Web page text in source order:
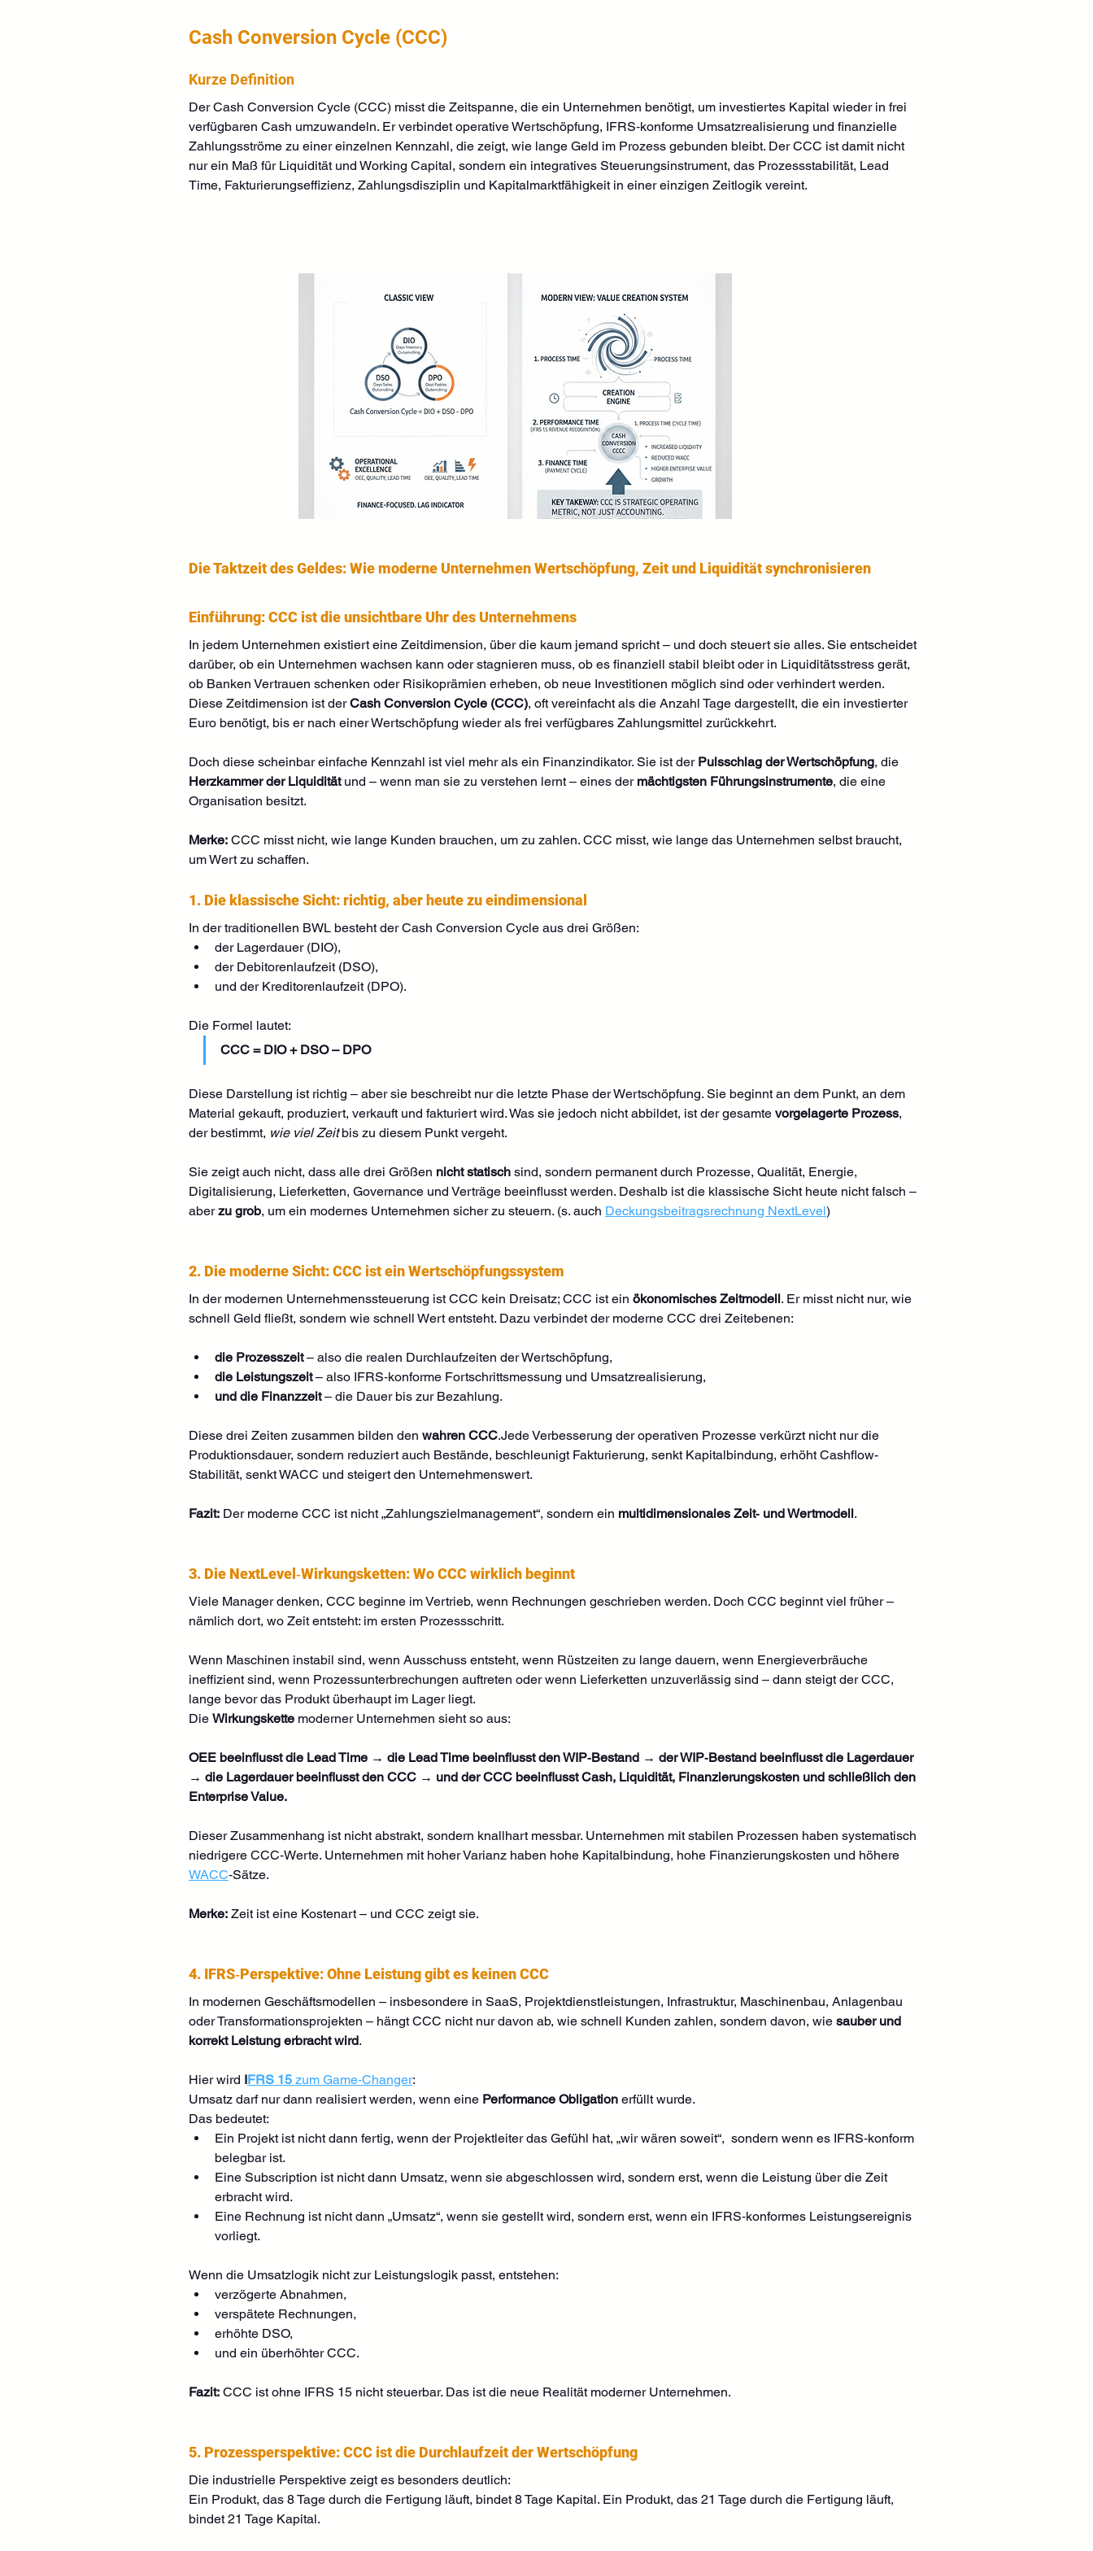
Cash Conversion Cycle (CCC)
Kurze Definition
Der Cash Conversion Cycle (CCC) misst die Zeitspanne, die ein Unternehmen benötigt, um investiertes Kapital wieder in frei
verfügbaren Cash umzuwandeln. Er verbindet operative Wertschöpfung, IFRS‑konforme Umsatzrealisierung und finanzielle
Zahlungsströme zu einer einzelnen Kennzahl, die zeigt, wie lange Geld im Prozess gebunden bleibt. Der CCC ist damit nicht
nur ein Maß für Liquidität und Working Capital, sondern ein integratives Steuerungsinstrument, das Prozessstabilität, Lead
Time, Fakturierungseffizienz, Zahlungsdisziplin und Kapitalmarktfähigkeit in einer einzigen Zeitlogik vereint.
Die Taktzeit des Geldes: Wie moderne Unternehmen Wertschöpfung, Zeit und Liquidität synchronisieren
Einführung: CCC ist die unsichtbare Uhr des Unternehmens
In jedem Unternehmen existiert eine Zeitdimension, über die kaum jemand spricht – und doch steuert sie alles. Sie entscheidet
darüber, ob ein Unternehmen wachsen kann oder stagnieren muss, ob es finanziell stabil bleibt oder in Liquiditätsstress gerät,
ob Banken Vertrauen schenken oder Risikoprämien erheben, ob neue Investitionen möglich sind oder verhindert werden.
Diese Zeitdimension ist der Cash Conversion Cycle (CCC), oft vereinfacht als die Anzahl Tage dargestellt, die ein investierter
Euro benötigt, bis er nach einer Wertschöpfung wieder als frei verfügbares Zahlungsmittel zurückkehrt.
Doch diese scheinbar einfache Kennzahl ist viel mehr als ein Finanzindikator. Sie ist der Pulsschlag der Wertschöpfung, die
Herzkammer der Liquidität und – wenn man sie zu verstehen lernt – eines der mächtigsten Führungsinstrumente, die eine
Organisation besitzt.
Merke: CCC misst nicht, wie lange Kunden brauchen, um zu zahlen. CCC misst, wie lange das Unternehmen selbst braucht,
um Wert zu schaffen.
1. Die klassische Sicht: richtig, aber heute zu eindimensional
In der traditionellen BWL besteht der Cash Conversion Cycle aus drei Größen:
der Lagerdauer (DIO),
der Debitorenlaufzeit (DSO),
und der Kreditorenlaufzeit (DPO).
Die Formel lautet:
CCC = DIO + DSO – DPO
Diese Darstellung ist richtig – aber sie beschreibt nur die letzte Phase der Wertschöpfung. Sie beginnt an dem Punkt, an dem
Material gekauft, produziert, verkauft und fakturiert wird. Was sie jedoch nicht abbildet, ist der gesamte vorgelagerte Prozess,
der bestimmt, wie viel Zeit bis zu diesem Punkt vergeht.
Sie zeigt auch nicht, dass alle drei Größen nicht statisch sind, sondern permanent durch Prozesse, Qualität, Energie,
Digitalisierung, Lieferketten, Governance und Verträge beeinflusst werden. Deshalb ist die klassische Sicht heute nicht falsch –
aber zu grob, um ein modernes Unternehmen sicher zu steuern. (s. auch Deckungsbeitragsrechnung NextLevel)
2. Die moderne Sicht: CCC ist ein Wertschöpfungssystem
In der modernen Unternehmenssteuerung ist CCC kein Dreisatz; CCC ist ein ökonomisches Zeitmodell. Er misst nicht nur, wie
schnell Geld fließt, sondern wie schnell Wert entsteht. Dazu verbindet der moderne CCC drei Zeitebenen:
die Prozesszeit – also die realen Durchlaufzeiten der Wertschöpfung,
die Leistungszeit – also IFRS‑konforme Fortschrittsmessung und Umsatzrealisierung,
und die Finanzzeit – die Dauer bis zur Bezahlung.
Diese drei Zeiten zusammen bilden den wahren CCC.Jede Verbesserung der operativen Prozesse verkürzt nicht nur die
Produktionsdauer, sondern reduziert auch Bestände, beschleunigt Fakturierung, senkt Kapitalbindung, erhöht Cashflow-
Stabilität, senkt WACC und steigert den Unternehmenswert.
Fazit: Der moderne CCC ist nicht „Zahlungszielmanagement“, sondern ein multidimensionales Zeit‑ und Wertmodell.
3. Die NextLevel‑Wirkungsketten: Wo CCC wirklich beginnt
Viele Manager denken, CCC beginne im Vertrieb, wenn Rechnungen geschrieben werden. Doch CCC beginnt viel früher –
nämlich dort, wo Zeit entsteht: im ersten Prozessschritt.
Wenn Maschinen instabil sind, wenn Ausschuss entsteht, wenn Rüstzeiten zu lange dauern, wenn Energieverbräuche
ineffizient sind, wenn Prozessunterbrechungen auftreten oder wenn Lieferketten unzuverlässig sind – dann steigt der CCC,
lange bevor das Produkt überhaupt im Lager liegt.
Die Wirkungskette moderner Unternehmen sieht so aus:
OEE beeinflusst die Lead Time → die Lead Time beeinflusst den WIP‑Bestand → der WIP‑Bestand beeinflusst die Lagerdauer
→ die Lagerdauer beeinflusst den CCC → und der CCC beeinflusst Cash, Liquidität, Finanzierungskosten und schließlich den
Enterprise Value.
Dieser Zusammenhang ist nicht abstrakt, sondern knallhart messbar. Unternehmen mit stabilen Prozessen haben systematisch
niedrigere CCC‑Werte. Unternehmen mit hoher Varianz haben hohe Kapitalbindung, hohe Finanzierungskosten und höhere
WACC‑Sätze.
Merke: Zeit ist eine Kostenart – und CCC zeigt sie.
4. IFRS‑Perspektive: Ohne Leistung gibt es keinen CCC
In modernen Geschäftsmodellen – insbesondere in SaaS, Projektdienstleistungen, Infrastruktur, Maschinenbau, Anlagenbau
oder Transformationsprojekten – hängt CCC nicht nur davon ab, wie schnell Kunden zahlen, sondern davon, wie sauber und
korrekt Leistung erbracht wird.
Hier wird IFRS 15 zum Game‑Changer:
Umsatz darf nur dann realisiert werden, wenn eine Performance Obligation erfüllt wurde.
Das bedeutet:
Ein Projekt ist nicht dann fertig, wenn der Projektleiter das Gefühl hat, „wir wären soweit“,  sondern wenn es IFRS‑konform
belegbar ist.
Eine Subscription ist nicht dann Umsatz, wenn sie abgeschlossen wird, sondern erst, wenn die Leistung über die Zeit
erbracht wird.
Eine Rechnung ist nicht dann „Umsatz“, wenn sie gestellt wird, sondern erst, wenn ein IFRS‑konformes Leistungsereignis
vorliegt.
Wenn die Umsatzlogik nicht zur Leistungslogik passt, entstehen:
verzögerte Abnahmen,
verspätete Rechnungen,
erhöhte DSO,
und ein überhöhter CCC.
Fazit: CCC ist ohne IFRS 15 nicht steuerbar. Das ist die neue Realität moderner Unternehmen.
5. Prozessperspektive: CCC ist die Durchlaufzeit der Wertschöpfung
Die industrielle Perspektive zeigt es besonders deutlich:
Ein Produkt, das 8 Tage durch die Fertigung läuft, bindet 8 Tage Kapital. Ein Produkt, das 21 Tage durch die Fertigung läuft,
bindet 21 Tage Kapital.